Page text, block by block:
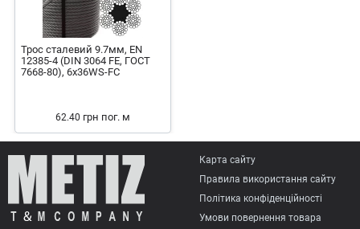
Трос сталевий 9.7мм, EN
12385-4 (DIN 3064 FE, ГОСТ
7668-80), 6x36WS-FC
62.40 грн пог. м
Карта сайту
Правила використання сайту
Політика конфіденційності
Умови повернення товарa